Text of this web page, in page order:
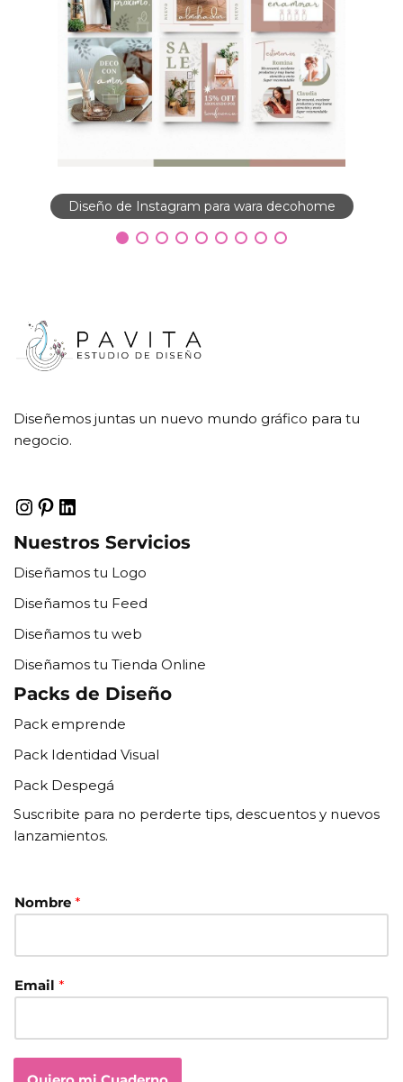
Diseño de Instagram para wara decohome
Diseñemos juntas un nuevo mundo gráfico para tu
negocio.
Nuestros Servicios
Diseñamos tu Logo
Diseñamos tu Feed
Diseñamos tu web
Diseñamos tu Tienda Online
Packs de Diseño
Pack emprende
Pack Identidad Visual
Pack Despegá
Suscribite para no perderte tips, descuentos y nuevos
lanzamientos.
Nombre *
Email *